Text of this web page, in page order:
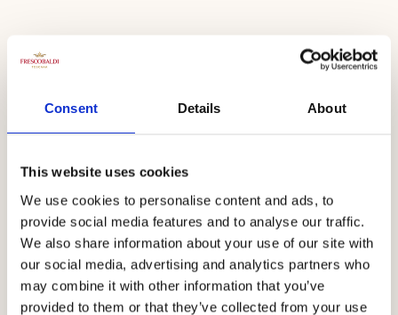
Consent Details About
This website uses cookies
We use cookies to personalise content and ads, to
provide social media features and to analyse our traffic.
We also share information about your use of our site with
our social media, advertising and analytics partners who
may combine it with other information that you’ve
provided to them or that they’ve collected from your use
Cala Forte
Toscana Vermentino IGT
Der Cala Forte ist ein Vermentino mit einem ungezwungenen
und spritzigen Charakter, der die mediterrane Essenz auf beste
Weise widerspiegelt. Goldene Reflexe, prägnante Aromen, Frische
und Intensität. Perfekt als Aperitif sowie in Kombination mit
aromatischen Fischgerichten und weißem Fleisch.